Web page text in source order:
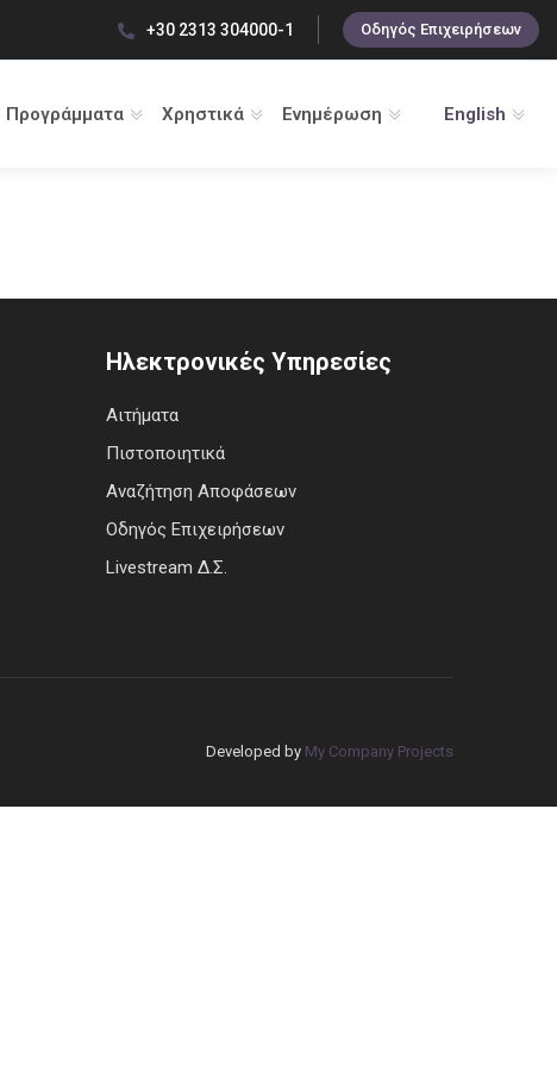
+30 2313 304000-1 Οδηγός Επιχειρήσεων
Προγράμματα Χρηστικά Ενημέρωση English
Ηλεκτρονικές Υπηρεσίες
Αιτήματα
Πιστοποιητικά
Αναζήτηση Αποφάσεων
Οδηγός Επιχειρήσεων
Livestream Δ.Σ.
Developed by My Company Projects